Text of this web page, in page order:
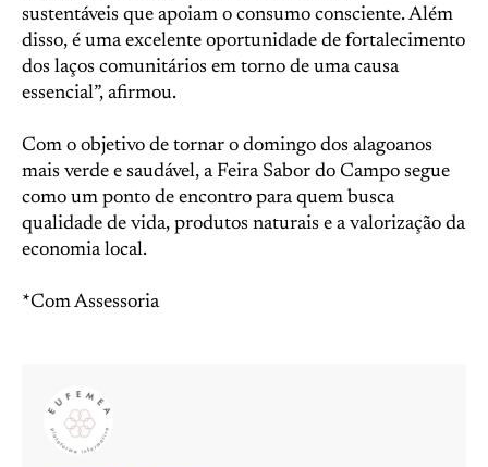
sustentáveis que apoiam o consumo consciente. Além
disso, é uma excelente oportunidade de fortalecimento
dos laços comunitários em torno de uma causa
essencial”, afirmou.
Com o objetivo de tornar o domingo dos alagoanos
mais verde e saudável, a Feira Sabor do Campo segue
como um ponto de encontro para quem busca
qualidade de vida, produtos naturais e a valorização da
economia local.
*Com Assessoria